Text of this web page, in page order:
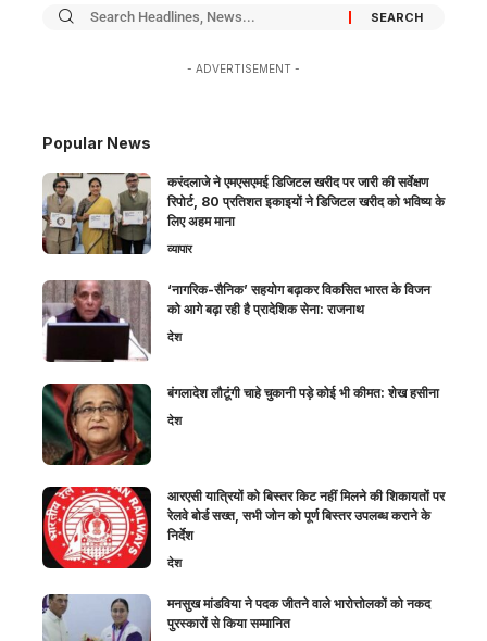
- ADVERTISEMENT -
Popular News
करंदलाजे ने एमएसएमई डिजिटल खरीद पर जारी की सर्वेक्षण
रिपोर्ट, 80 प्रतिशत इकाइयों ने डिजिटल खरीद को भविष्य के
लिए अहम माना
व्यापार
‘नागरिक-सैनिक’ सहयोग बढ़ाकर विकसित भारत के विजन
को आगे बढ़ा रही है प्रादेशिक सेना: राजनाथ
देश
बंगलादेश लौटूंगी चाहे चुकानी पड़े कोई भी कीमत: शेख हसीना
देश
आरएसी यात्रियों को बिस्तर किट नहीं मिलने की शिकायतों पर
रेलवे बोर्ड सख्त, सभी जोन को पूर्ण बिस्तर उपलब्ध कराने के
निर्देश
देश
मनसुख मांडविया ने पदक जीतने वाले भारोत्तोलकों को नकद
पुरस्कारों से किया सम्मानित